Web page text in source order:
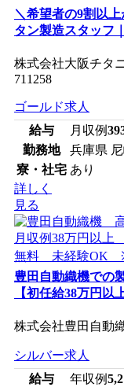
＼希望者の9割以
タン製造スタッフ
株式会社大阪チタ
711258
ゴールド求人
給与
月収例
勤務地
兵庫県
寮・社宅 あり
詳しく
見る
豊田自動織機での
【初任給38万円以
株式会社豊田自動
シルバー求人
給与
年収例